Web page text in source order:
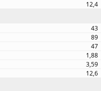
12,4
43
89
47
1,88
3,59
12,6